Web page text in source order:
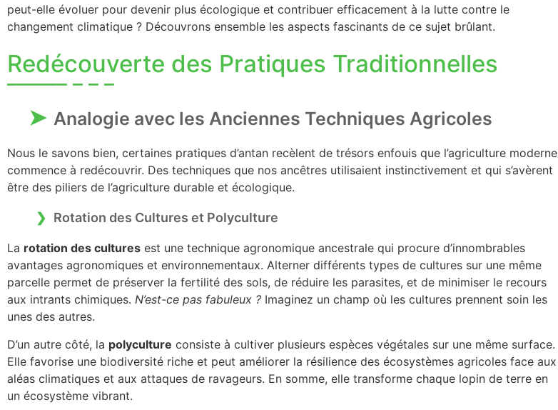
peut-elle évoluer pour devenir plus écologique et contribuer efficacement à la lutte contre le
changement climatique ? Découvrons ensemble les aspects fascinants de ce sujet brûlant.
Redécouverte des Pratiques Traditionnelles
Analogie avec les Anciennes Techniques Agricoles
Nous le savons bien, certaines pratiques d’antan recèlent de trésors enfouis que l’agriculture moderne
commence à redécouvrir. Des techniques que nos ancêtres utilisaient instinctivement et qui s’avèrent
être des piliers de l’agriculture durable et écologique.
Rotation des Cultures et Polyculture
La rotation des cultures est une technique agronomique ancestrale qui procure d’innombrables
avantages agronomiques et environnementaux. Alterner différents types de cultures sur une même
parcelle permet de préserver la fertilité des sols, de réduire les parasites, et de minimiser le recours
aux intrants chimiques. N’est-ce pas fabuleux ? Imaginez un champ où les cultures prennent soin les
unes des autres.
D’un autre côté, la polyculture consiste à cultiver plusieurs espèces végétales sur une même surface.
Elle favorise une biodiversité riche et peut améliorer la résilience des écosystèmes agricoles face aux
aléas climatiques et aux attaques de ravageurs. En somme, elle transforme chaque lopin de terre en
un écosystème vibrant.